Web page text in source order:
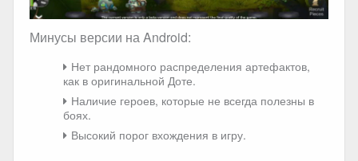
Минусы версии на Android:
Нет рандомного распределения артефактов,
как в оригинальной Доте.
Наличие героев, которые не всегда полезны в
боях.
Высокий порог вхождения в игру.